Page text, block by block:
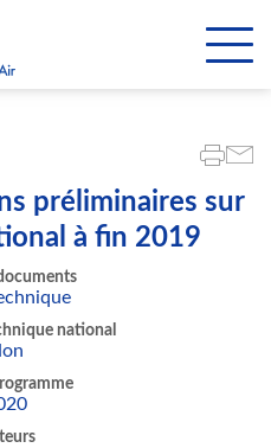
préliminaires sur
à fin 2019
national